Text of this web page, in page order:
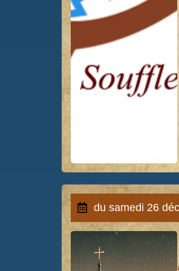
du samedi 26